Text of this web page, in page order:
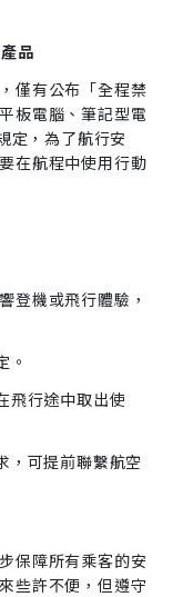
品
僅有公布「全程禁
板電腦、筆記型電
定，為了航行安
在航程中使用行動
登機或飛行體驗，
。
飛行途中取出使
，可提前聯繫航空
保障所有乘客的安
些許不便，但遵守